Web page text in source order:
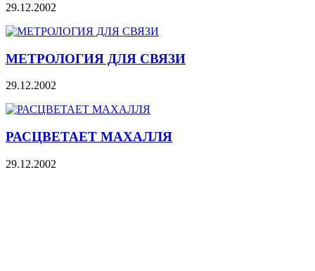
29.12.2002
МЕТРОЛОГИЯ ДЛЯ СВЯЗИ
29.12.2002
РАСЦВЕТАЕТ МАХАЛЛЯ
29.12.2002